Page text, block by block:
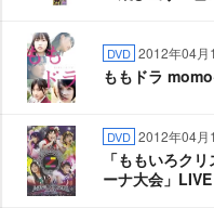
DVD 2012年04月
ももドラ
DVD 2012年04月
「ももいろク
ーナ大会」